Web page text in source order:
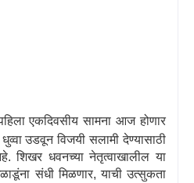
एकदिवसीय सामना आज होणार
उडवून विजयी सलामी देण्यासाठी
शिखर धवनच्या नेतृत्वाखालील या
संधी मिळणार,याची उत्सुकता